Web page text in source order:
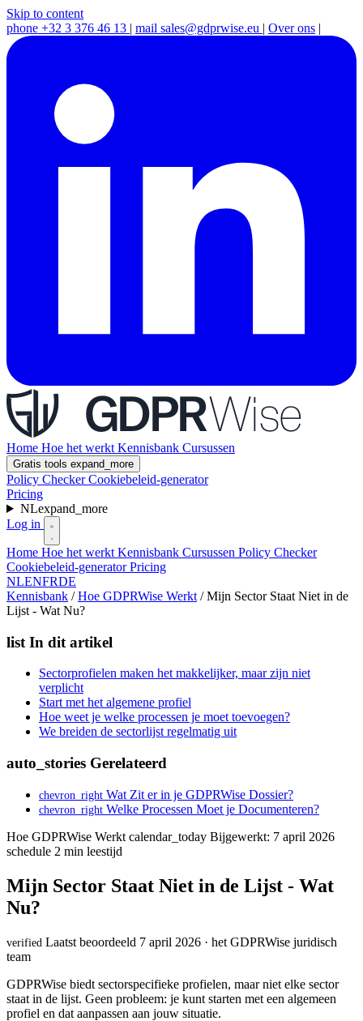
Skip to content
phone +32 3 376 46 13 | mail sales@gdprwise.eu | Over ons |
Home Hoe het werkt Kennisbank Cursussen
Gratis tools expand_more
Policy CheckerCookiebeleid-generator
Pricing
NLexpand_more
Log in
Home Hoe het werkt Kennisbank Cursussen Policy Checker
Cookiebeleid-generatorPricing
NLENFRDE
Kennisbank / Hoe GDPRWise Werkt / Mijn Sector Staat Niet in de
Lijst - Wat Nu?
list In dit artikel
Sectorprofielen maken het makkelijker, maar zijn niet
verplicht
Start met het algemene profiel
Hoe weet je welke processen je moet toevoegen?
We breiden de sectorlijst regelmatig uit
auto_stories Gerelateerd
chevron_right Wat Zit er in je GDPRWise Dossier?
chevron_right Welke Processen Moet je Documenteren?
Hoe GDPRWise Werkt calendar_today Bijgewerkt: 7 april 2026
schedule 2 min leestijd
Mijn Sector Staat Niet in de Lijst - Wat
Nu?
verified Laatst beoordeeld 7 april 2026 · het GDPRWise juridisch
team
GDPRWise biedt sectorspecifieke profielen, maar niet elke sector
staat in de lijst. Geen probleem: je kunt starten met een algemeen
profiel en dat aanpassen aan jouw situatie.